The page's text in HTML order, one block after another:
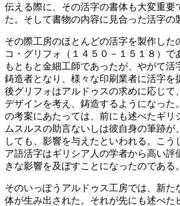
伝える際に、その活字の書体も大変重要
た。そして書物の内容に見合った活字の
その際工房のほとんどの活字を製作した
コ・グリフォ（１４５０－１５１８）で
もともと金細工師であったが、やがて活
鋳造者となり、様々な印刷業者に活字を
後グリフォはアルドゥスの求めに応じて
デザインを考え、鋳造するようになった
の考案にあたっては、前にも述べたギリ
ムスルスの助言ないしは彼自身の筆跡が
しても、影響を与えたといわれる。こう
ア語活字はギリシア人の学者から高い評
きな影響を及ぼすことになったのである。
そのいっぽうアルドゥス工房では、新た
体が生み出された。それが先にも述べた